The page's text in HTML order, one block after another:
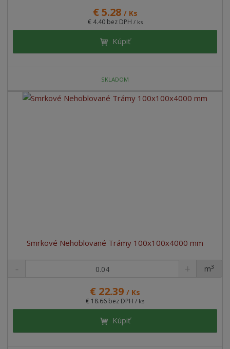
€ 5.28 / Ks
€ 4.40 bez DPH / ks
Kúpiť
SKLADOM
Smrkové Nehoblované Trámy 100x100x4000 mm
€ 22.39 / Ks
€ 18.66 bez DPH / ks
ks
m3
Kúpiť